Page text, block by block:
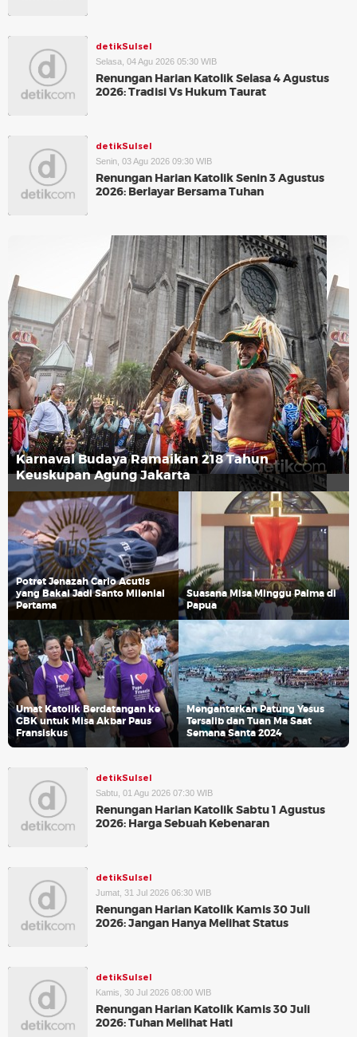
detikSulsel
Selasa, 04 Agu 2026 05:30 WIB
Renungan Harian Katolik Selasa 4 Agustus
2026: Tradisi Vs Hukum Taurat
detikSulsel
Senin, 03 Agu 2026 09:30 WIB
Renungan Harian Katolik Senin 3 Agustus
2026: Berlayar Bersama Tuhan
Karnaval Budaya Ramaikan 218 Tahun
Keuskupan Agung Jakarta
Potret Jenazah Carlo Acutis
yang Bakal Jadi Santo Milenial
Pertama
Suasana Misa Minggu Palma di
Papua
Umat Katolik Berdatangan ke
GBK untuk Misa Akbar Paus
Fransiskus
Mengantarkan Patung Yesus
Tersalib dan Tuan Ma Saat
Semana Santa 2024
detikSulsel
Sabtu, 01 Agu 2026 07:30 WIB
Renungan Harian Katolik Sabtu 1 Agustus
2026: Harga Sebuah Kebenaran
detikSulsel
Jumat, 31 Jul 2026 06:30 WIB
Renungan Harian Katolik Kamis 30 Juli
2026: Jangan Hanya Melihat Status
detikSulsel
Kamis, 30 Jul 2026 08:00 WIB
Renungan Harian Katolik Kamis 30 Juli
2026: Tuhan Melihat Hati